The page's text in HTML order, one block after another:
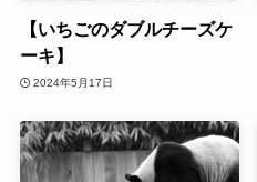
【いちごのダブルチーズケ
ーキ】
2024年5月17日